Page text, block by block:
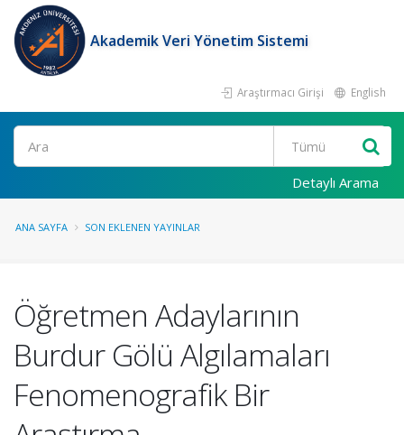
Akademik Veri Yönetim Sistemi
Araştırmacı Girişi English
Ara
Detaylı Arama
ANA SAYFA SON EKLENEN YAYINLAR
Öğretmen Adaylarının
Burdur Gölü Algılamaları
Fenomenografik Bir